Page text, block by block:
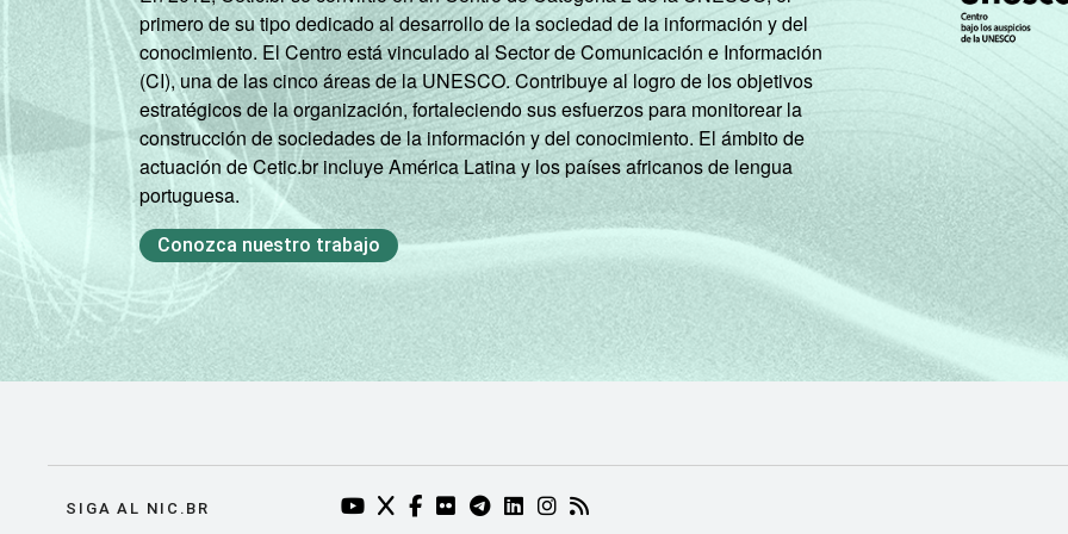
Mais de 3 SM até 5
SM
18 32
Mais de 5 SM até 10
SM
26 33
Mais de 10 SM 13 37 49
Não tem renda
Não sabe 21 24
CLASSE
A 34 24 61
B
primero de su tipo dedicado al desarrollo de la sociedad de la información y del
conocimiento. El Centro está vinculado al Sector de Comunicación e Información
(CI), una de las cinco áreas de la UNESCO. Contribuye al logro de los objetivos
estratégicos de la organización, fortaleciendo sus esfuerzos para monitorear la
construcción de sociedades de la información y del conocimiento. El ámbito de
actuación de Cetic.br incluye América Latina y los países africanos de lengua
portuguesa.
Conozca nuestro trabajo
SIGA AL NIC.BR YOUTUBE DO NIC.BR (ABRE EM NOVA ABA)
TWITTER DO NIC.BR (ABRE EM NOVA ABA)
FACEBOOK DO NIC.BR (ABRE EM NOVA ABA)
FLICKR DO NIC.BR (ABRE EM NOVA ABA)
TELEGRAM DO NIC.BR (ABRE EM NOVA ABA)
LINKEDIN DO NIC.BR (ABRE EM NOVA ABA)
INSTAGRAM DO NIC.BR (ABRE EM NOVA ABA)
RSS DO NIC.BR (ABRE EM NOVA ABA)